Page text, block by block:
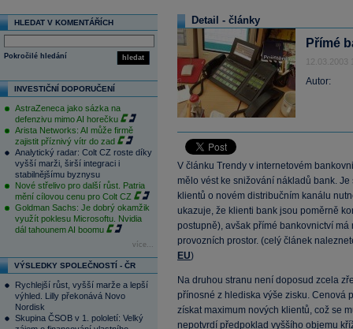
HLEDAT V KOMENTÁŘÍCH
hledat
Pokročilé hledání
INVESTIČNÍ DOPORUČENÍ
AstraZeneca jako sázka na
defenzivu mimo AI horečku
Arista Networks: AI může firmě
zajistit příznivý vítr do zad
Analytický radar: Colt CZ roste díky
vyšší marži, širší integraci i
stabilnějšímu byznysu
Nové střelivo pro další růst. Patria
mění cílovou cenu pro Colt CZ
Goldman Sachs: Je dobrý okamžik
využít poklesu Microsoftu. Nvidia
dál tahounem AI boomu
více...
VÝSLEDKY SPOLEČNOSTÍ - ČR
Rychlejší růst, vyšší marže a lepší
výhled. Lilly překonává Novo
Nordisk
Skupina ČSOB v 1. pololetí: Velký
Detail - články
Přímé
12.03.2003
Autor:
V článku Trendy v internetovém
mělo vést ke snižování nákladů bank.
klientů o novém distribučním kanálu
ukazuje, že klienti bank jsou poměrně
postupně), avšak přímé bankovnictví
provozních prostor. (celý článek
EU)
Na druhou stranu není doposud zcela
přínosné z hlediska výše zisku. Cenová
získat maximum nových klientů, což se
nepotvrdí předpoklad vyššího objemu